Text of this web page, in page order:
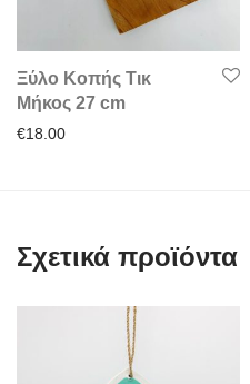
Ξύλο Κοπής Τικ
Μήκος 27 cm
€18.00
Σχετικά προϊόντα